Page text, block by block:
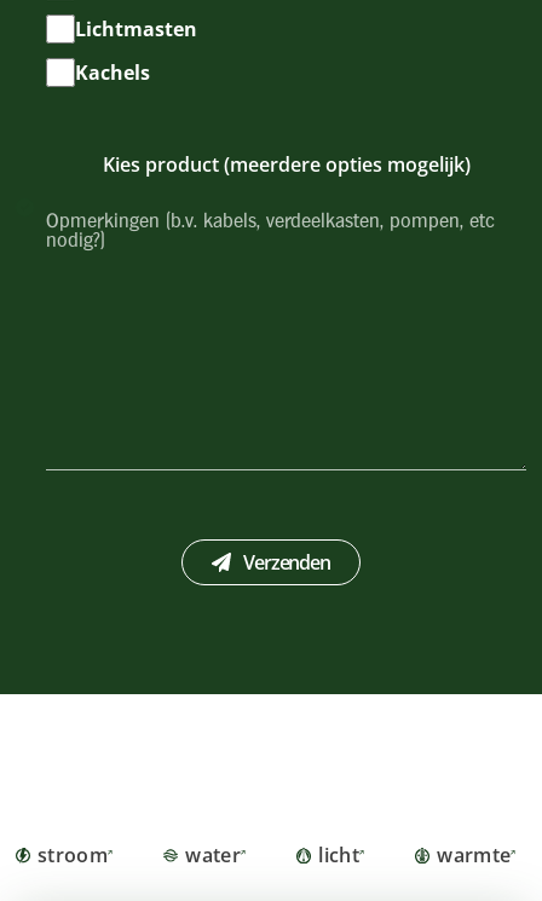
Lichtmasten
Kachels
Kies product (meerdere opties mogelijk)
Verzenden
stroom water licht warmte